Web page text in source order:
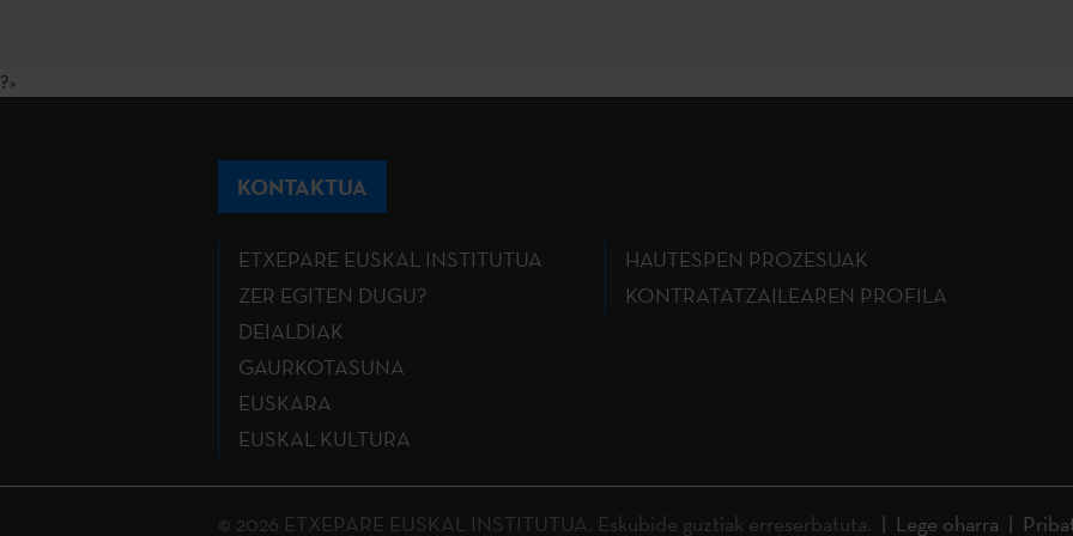
?>
KONTAKTUA
ETXEPARE EUSKAL INSTITUTUA
ZER EGITEN DUGU?
DEIALDIAK
GAURKOTASUNA
EUSKARA
EUSKAL KULTURA
HAUTESPEN PROZESUAK
KONTRATATZAILEAREN PROFILA
© 2026 ETXEPARE EUSKAL INSTITUTUA. Eskubide guztiak erreserbatuta. Lege oharra